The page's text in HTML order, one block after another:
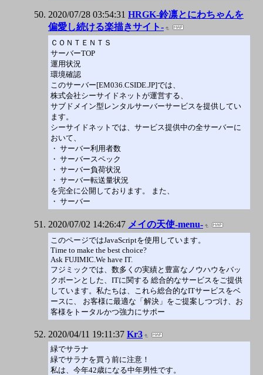
2020/07/28 03:54:31 HRGK-鈴凛とにわちゃんを
偏愛し続ける楽描きサイト-
ＣＯＮＴＥＮＴＳ
サーバーTOP
運用状況
環境確認
このサーバー[EM036.CSIDE.JP]では、
株式会社シーサイドネットが運営する、
サブドメイン型レンタルサーバーサービスを提供してい
ます。
シーサイドネットでは、サービス提供中の全サーバーに
おいて、
・ サーバー利用者数
・ サーバースペック
・ サーバー負荷状況
・ サーバー転送量状況
を完全に公開しております。 また、
・ サーバー
2020/07/02 14:26:47 メイの天使-menu-
このページではJavaScriptを使用しています。
Time to make the best choice?
Ask FUJIMIC.We have IT.
フジミックでは、数多くの実績と豊富なノウハウをバッ
クボーンとした、ITに関する 総合的なサービスをご提供
しています。私たちは、これら総合的なITサービスをベ
ースに、 お客様に最適な「解決」をご提案しつづけ、お
客様をトータルかつ強力にサポー
2020/04/11 19:11:37 Kr3
緑でサラナ
緑でサラナを買う前に注意！
私は、今年42歳になる中年男性です。